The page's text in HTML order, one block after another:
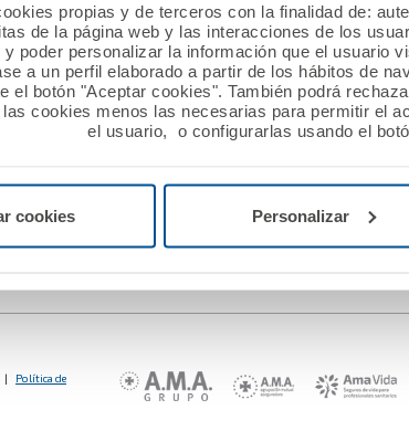
propias y de terceros con la finalidad de:
de la página web y las interacciones de los
poder personalizar la información que el usuario
a un perfil elaborado a partir de los hábitos de
el botón "Aceptar cookies". También podrá
cookies menos las necesarias para permitir el
el usuario, o configurarlas usando el
cookies Personalizar
único de A.M.A., sus datos
su acceso mediante credenciales
y condiciones y confirma su
en laPolíticas de privacidad.
el registro?
|
Política de